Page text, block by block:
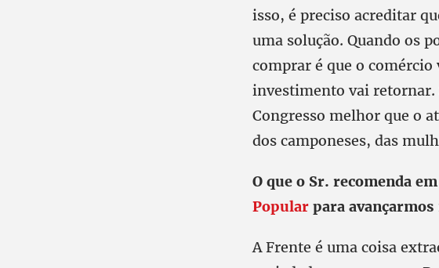
isso, é preciso acreditar
uma solução. Quando os
comprar é que o
investimento vai
Congresso melhor que o
dos camponeses, das
O que o Sr. recomenda
Popular para
A Frente é uma coisa